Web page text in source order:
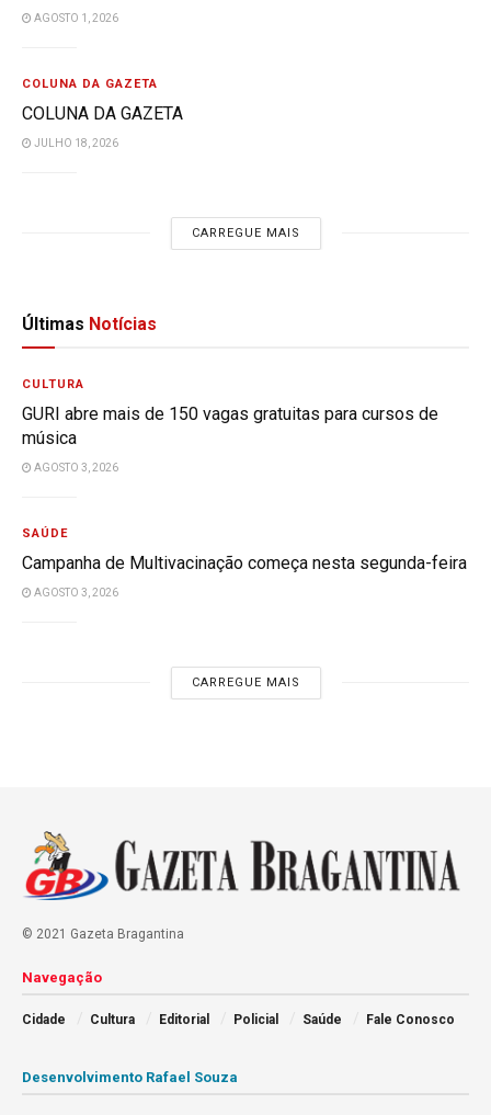
AGOSTO 1, 2026
COLUNA DA GAZETA
COLUNA DA GAZETA
JULHO 18, 2026
CARREGUE MAIS
Últimas Notícias
CULTURA
GURI abre mais de 150 vagas gratuitas para cursos de
música
AGOSTO 3, 2026
SAÚDE
Campanha de Multivacinação começa nesta segunda-feira
AGOSTO 3, 2026
CARREGUE MAIS
© 2021 Gazeta Bragantina
Navegação
Cidade Cultura Editorial Policial Saúde Fale Conosco
Desenvolvimento Rafael Souza